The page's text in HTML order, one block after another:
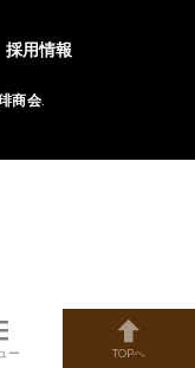
採用情報
商会.
ー TOPへ